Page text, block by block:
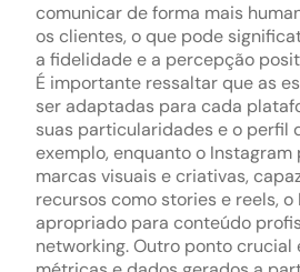
comunicar de forma mais
os clientes, o que pode
a fidelidade e a percepção
É importante ressaltar que as
ser adaptadas para cada
suas particularidades e o perfil
exemplo, enquanto o
marcas visuais e criativas,
recursos como stories e reels, o
apropriado para conteúdo
networking. Outro ponto crucial